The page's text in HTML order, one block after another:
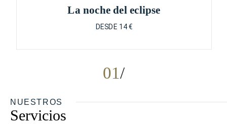
01
La noche del eclipse
DESDE 14 €
NUESTROS
Servicios